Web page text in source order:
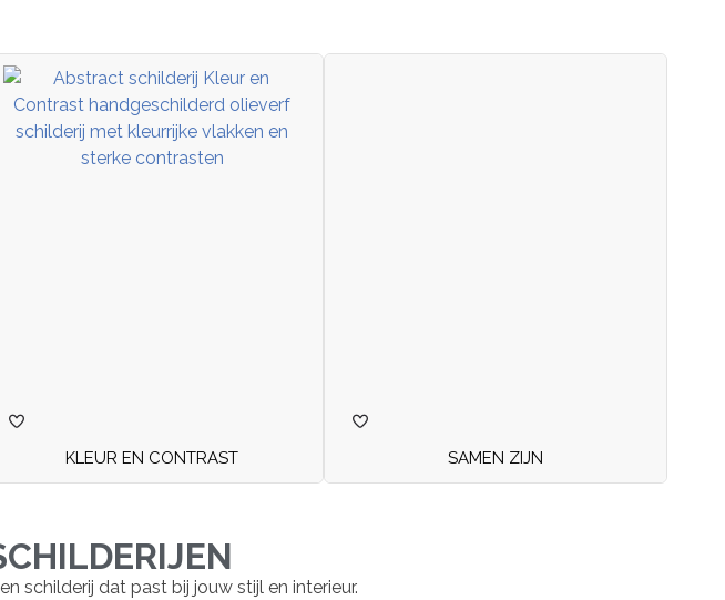
KLEUR EN CONTRAST SAMEN ZIJN
schilderij dat past bij jouw stijl en interieur.